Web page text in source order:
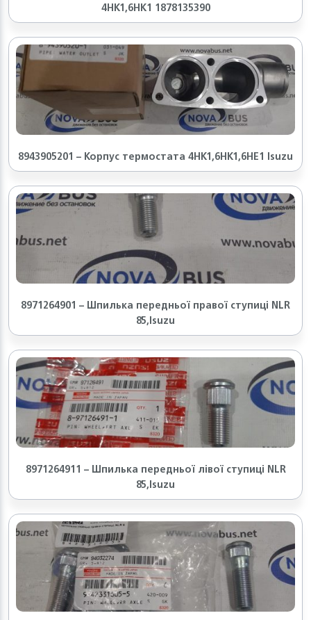
4HK1,6HK1 1878135390
8943905201 – Корпус термостата 4HK1,6HK1,6HE1 Isuzu
8971264901 – Шпилька передньої правої ступиці NLR
85,Isuzu
8971264911 – Шпилька передньої лівої ступиці NLR
85,Isuzu